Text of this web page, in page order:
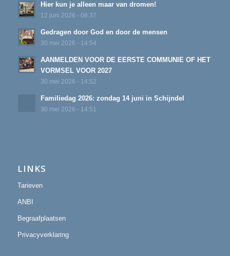
Hier kun je alleen maar van dromen!
12 juni 2026 - 08:37
Gedragen door God en door de mensen
30 mei 2026 - 14:54
AANMELDEN VOOR DE EERSTE COMMUNIE OF HET
VORMSEL VOOR 2027
30 mei 2026 - 14:52
Familiedag 2026: zondag 14 juni in Schijndel
30 mei 2026 - 14:51
LINKS
Tarieven
ANBI
Begraafplaatsen
Privacyverklaring